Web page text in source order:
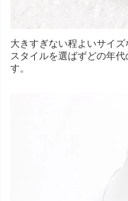
大きすぎない程よいサイズ
スタイルを選ばずどの年
す。